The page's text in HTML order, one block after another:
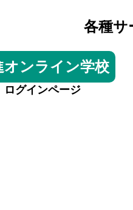
各種サ
オンライン学校
ログインページ